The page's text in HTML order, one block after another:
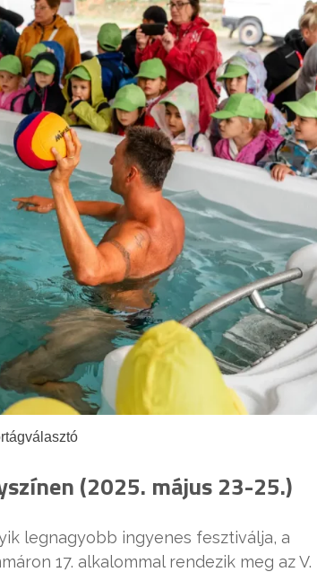
(2025. május 23-25.)
legnagyobb ingyenes fesztiválja, a
17. alkalommal rendezik meg az V.